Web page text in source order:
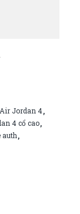
Jordan 4,
4 cổ cao,
auth,